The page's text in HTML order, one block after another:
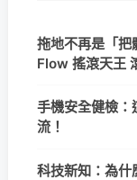
拖地不再是「
Flow 搖滾天王
手機安全健檢：
流！
科技新知：為